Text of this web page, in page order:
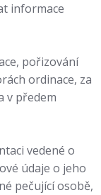
informace
pořizování
ordinace, za
v předem
vedené o
údaje o jeho
pečující osobě,